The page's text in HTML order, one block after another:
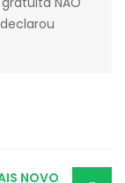
NOVO